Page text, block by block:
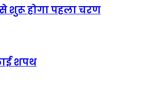
शुरू होगा पहला चरण
शपथ